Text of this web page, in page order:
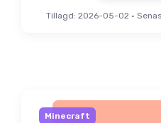
Tillagd: 2026-05-02 •
Minecraft